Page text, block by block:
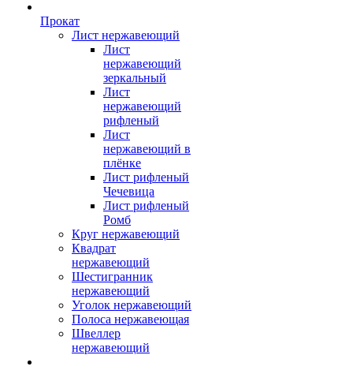
Прокат
Лист нержавеющий
Лист
нержавеющий
зеркальный
Лист
нержавеющий
рифленый
Лист
нержавеющий в
плёнке
Лист рифленый
Чечевица
Лист рифленый
Ромб
Круг нержавеющий
Квадрат
нержавеющий
Шестигранник
нержавеющий
Уголок нержавеющий
Полоса нержавеющая
Швеллер
нержавеющий